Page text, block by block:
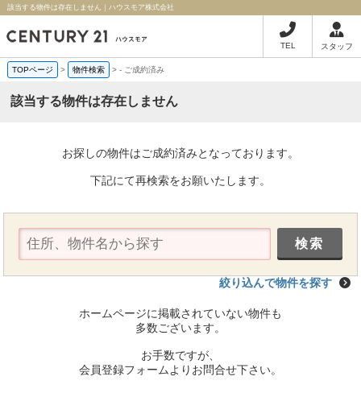
該当する物件は存在しません｜ハウスモア株式会社
TEL スタッフ
TOPページ > 物件検索 >- ご成約済み
該当する物件は存在しません
お探しの物件はご成約済みとなっております。
下記にて再検索をお願いたします。
絞り込んで物件を探す
ホームページに掲載されていない物件も
多数ございます。
お手数ですが、
会員登録フォームよりお問合せ下さい。